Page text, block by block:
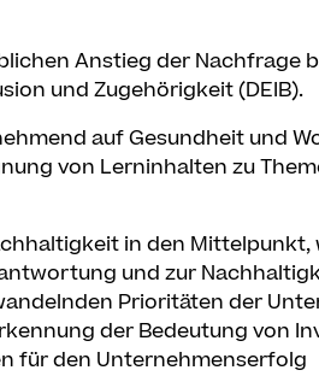
Anstieg der Nachfrage
und Zugehörigkeit (DEIB).
auf Gesundheit und
von Lerninhalten zu
in den
und zur
Prioritäten der
der Bedeutung von
für den Unternehmenserfolg